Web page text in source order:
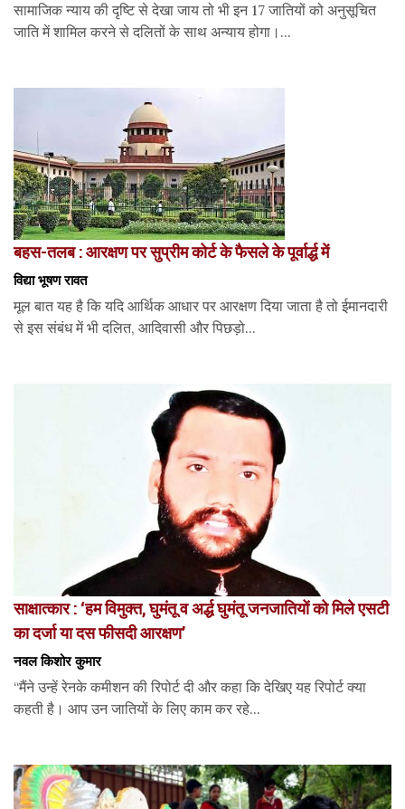
सामाजिक न्याय की दृष्टि से देखा जाय तो भी इन 17 जातियों को अनुसूचित
जाति में शामिल करने से दलितों के साथ अन्याय होगा।...
बहस-तलब : आरक्षण पर सुप्रीम कोर्ट के फैसले के पूर्वार्द्ध में
विद्या भूषण रावत
मूल बात यह है कि यदि आर्थिक आधार पर आरक्षण दिया जाता है तो ईमानदारी
से इस संबंध में भी दलित, आदिवासी और पिछड़ो...
साक्षात्कार : ‘हम विमुक्त, घुमंतू व अर्द्ध घुमंतू जनजातियों को मिले एसटी
का दर्जा या दस फीसदी आरक्षण’
नवल किशोर कुमार
“मैंने उन्हें रेनके कमीशन की रिपोर्ट दी और कहा कि देखिए यह रिपोर्ट क्या
कहती है। आप उन जातियों के लिए काम कर रहे...